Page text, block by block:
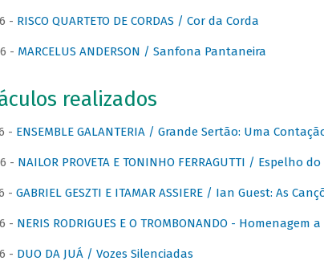
- RISCO QUARTETO DE CORDAS / Cor da Corda
- MARCELUS ANDERSON / Sanfona Pantaneira
realizados
- ENSEMBLE GALANTERIA / Grande Sertão: Uma
- NAILOR PROVETA E TONINHO FERRAGUTTI / Espelho do
- GABRIEL GESZTI E ITAMAR ASSIERE / Ian Guest: As
- NERIS RODRIGUES E O TROMBONANDO - Homenagem
- DUO DA JUÁ / Vozes Silenciadas